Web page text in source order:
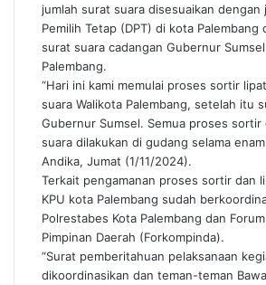
jumlah surat suara disesuaikan dengan
Pemilih Tetap (DPT) di kota Palembang
surat suara cadangan Gubernur
Palembang.
“Hari ini kami memulai proses sortir
suara Walikota Palembang, setelah itu
Gubernur Sumsel. Semua proses sortir
suara dilakukan di gudang selama
Andika, Jumat (1/11/2024).
Terkait pengamanan proses sortir dan
KPU kota Palembang sudah
Polrestabes Kota Palembang dan
Pimpinan Daerah (Forkompinda).
“Surat pemberitahuan pelaksanaan
dikoordinasikan dan teman-teman